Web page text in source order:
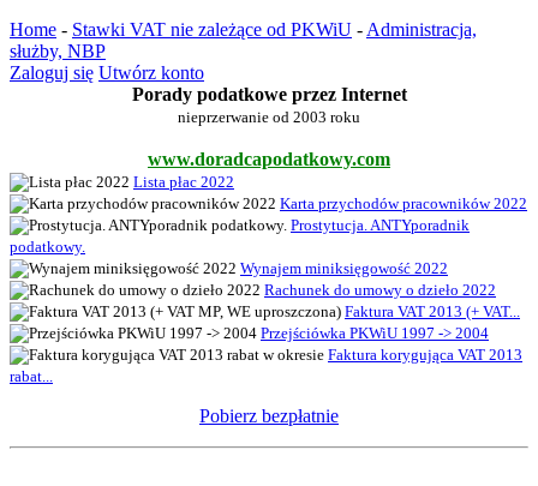
Home - Stawki VAT nie zależące od PKWiU - Administracja,
służby, NBP
Zaloguj się Utwórz konto
Porady podatkowe przez Internet
nieprzerwanie od 2003 roku
www.doradcapodatkowy.com
Lista płac 2022
Karta przychodów pracowników 2022
Prostytucja. ANTYporadnik
podatkowy.
Wynajem miniksięgowość 2022
Rachunek do umowy o dzieło 2022
Faktura VAT 2013 (+ VAT...
Przejściówka PKWiU 1997 -> 2004
Faktura korygująca VAT 2013
rabat...
Pobierz bezpłatnie